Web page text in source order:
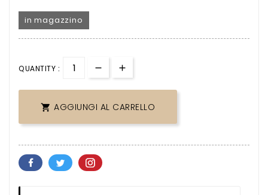
in magazzino
QUANTITY :
 AGGIUNGI AL CARRELLO